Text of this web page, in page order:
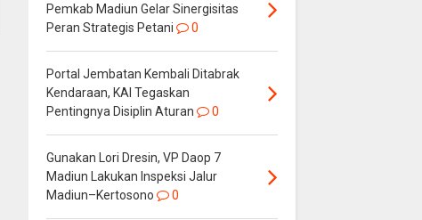
Pemkab Madiun Gelar Sinergisitas
Peran Strategis Petani
0
Portal Jembatan Kembali Ditabrak
Kendaraan, KAI Tegaskan
Pentingnya Disiplin Aturan
0
Gunakan Lori Dresin, VP Daop 7
Madiun Lakukan Inspeksi Jalur
Madiun–Kertosono
0